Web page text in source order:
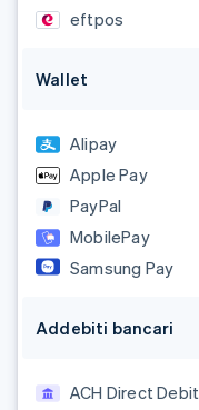
eftpos
Wallet
Alipay
Apple Pay
PayPal
MobilePay
Samsung Pay
Addebiti bancari
ACH Direct Debit